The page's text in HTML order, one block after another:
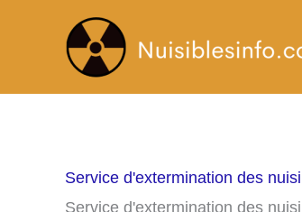
Service d'extermination des
Service d'extermination des